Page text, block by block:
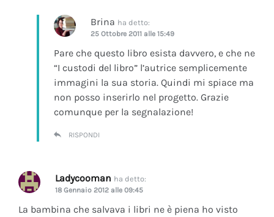
Brina ha detto:
25 Ottobre 2011 alle 15:49
Pare che questo libro esista davvero, e che ne
“I custodi del libro” l’autrice semplicemente
immagini la sua storia. Quindi mi spiace ma
non posso inserirlo nel progetto. Grazie
comunque per la segnalazione!
RISPONDI
Ladycooman ha detto:
18 Gennaio 2012 alle 09:45
La bambina che salvava i libri ne è piena ho visto